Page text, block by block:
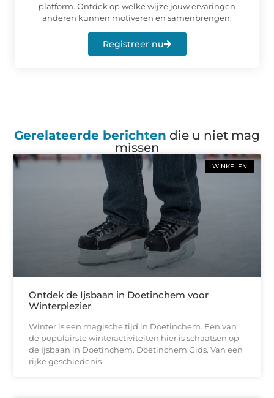
platform. Ontdek op welke wijze jouw ervaringen
anderen kunnen motiveren en samenbrengen.
Registreer nu
Gerelateerde berichten die u niet mag
missen
WINKELEN
Ontdek de Ijsbaan in Doetinchem voor
Winterplezier
Winter is een magische tijd in Doetinchem. Een van
de populairste winteractiviteiten hier is schaatsen op
de Ijsbaan in Doetinchem. Doetinchem Gids. Van een
rijke geschiedenis